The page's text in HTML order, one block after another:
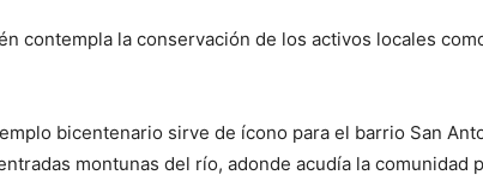
contempla la conservación de los activos locales
bicentenario sirve de ícono para el barrio San
montunas del río, adonde acudía la comunidad